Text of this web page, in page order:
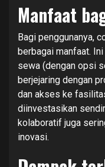
Manfaat
Bagi penggunanya,
berbagai manfaat.
sewa (dengan opsi
berjejaring dengan
dan akses ke
diinvestasikan
kolaboratif juga
inovasi.